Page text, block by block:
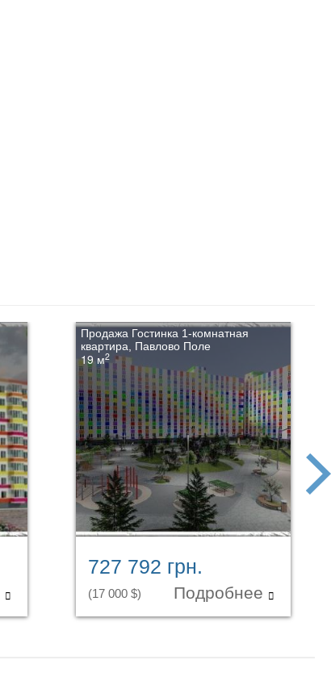
Продажа Гостинка 1-комнатная
квартира, Павлово Поле
19 м2
727 792 грн.
(17 000 $) Подробнее
next